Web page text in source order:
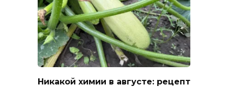
Никакой химии в августе: рецепт